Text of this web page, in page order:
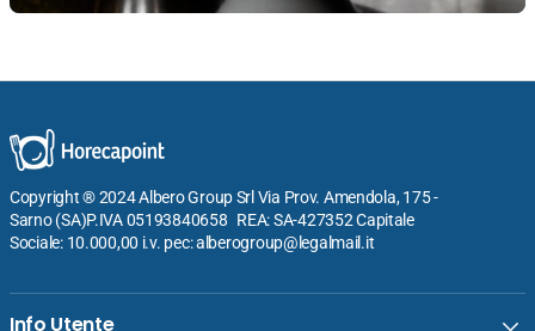
Copyright ® 2024 Albero Group Srl Via Prov. Amendola, 175 -
Sarno (SA)P.IVA 05193840658 REA: SA-427352 Capitale
Sociale: 10.000,00 i.v. pec: alberogroup@legalmail.it
Info Utente